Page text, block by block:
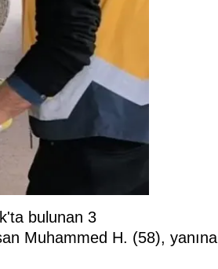
bulunan 3
Muhammed H. (58), yanına